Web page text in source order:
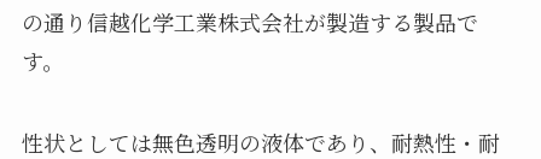
の通り信越化学工業株式会社が製造する製品で
す。
性状としては無色透明の液体であり、耐熱性・耐